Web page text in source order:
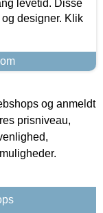
levetid. Disse
designer. Klik
og anmeldt
prisniveau,